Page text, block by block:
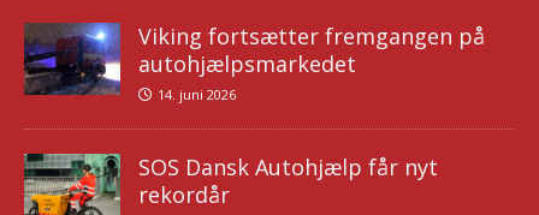
Viking fortsætter fremgangen på
autohjælpsmarkedet
14. juni 2026
SOS Dansk Autohjælp får nyt
rekordår